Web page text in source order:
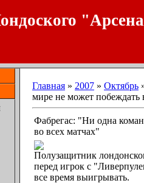
Главная » 2007 » Октябрь
мире не может побеждать
Фабрегас: "Ни одна
во всех матчах"
Полузащитник
перед игрок с
все время выигрывать.